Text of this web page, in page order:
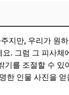
기
지만, 우리가 원
요. 그럼 그 피사체
를 조절할 수
한 인물 사진을 얻